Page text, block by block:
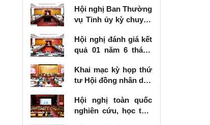
Hội nghị Ban Thường
vụ Tỉnh ủy kỳ chuyên
Hội nghị đánh giá kết
quả 01 năm 6 tháng
số 57-NQ/TW
Khai mạc kỳ họp thứ
tư Hội đồng nhân dân
kỳ 2026 - 2031
Hội nghị toàn quốc
nghiên cứu, học tập,